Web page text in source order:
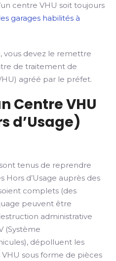
centre VHU soit toujours
garages habilités à
vous devez le remettre
de traitement de
agréé par le préfet.
Centre VHU
d’Usage)
tenus de reprendre
Hors d’Usage auprès des
complets (des
peuvent être
administrative
(Système
dépolluent les
sous forme de pièces